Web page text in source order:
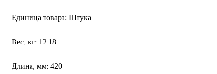
Единица товара: Штука
Вес, кг: 12.18
Длина, мм: 420